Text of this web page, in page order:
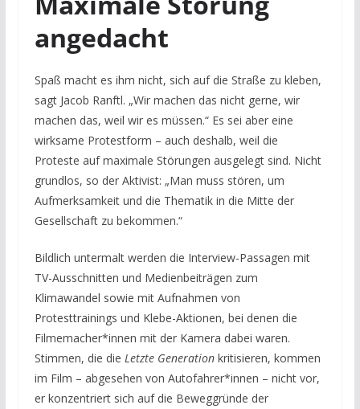
angedacht
Spaß macht es ihm nicht, sich auf die Straße zu kleben,
sagt Jacob Ranftl. „Wir machen das nicht gerne, wir
machen das, weil wir es müssen.“ Es sei aber eine
wirksame Protestform – auch deshalb, weil die
Proteste auf maximale Störungen ausgelegt sind. Nicht
grundlos, so der Aktivist: „Man muss stören, um
Aufmerksamkeit und die Thematik in die Mitte der
Gesellschaft zu bekommen.“
Bildlich untermalt werden die Interview-Passagen mit
TV-Ausschnitten und Medienbeiträgen zum
Klimawandel sowie mit Aufnahmen von
Protesttrainings und Klebe-Aktionen, bei denen die
Filmemacher*innen mit der Kamera dabei waren.
Stimmen, die die Letzte Generationkritisieren, kommen
im Film – abgesehen von Autofahrer*innen – nicht vor,
er konzentriert sich auf die Beweggründe der